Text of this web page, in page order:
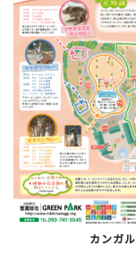
カンガ